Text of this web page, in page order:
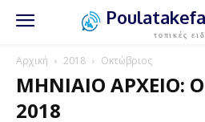
τοπικές
Αρχική 2018 Οκτώβριος
ΜΗΝΙΑΊΟ ΑΡΧΕΊΟ:
2018